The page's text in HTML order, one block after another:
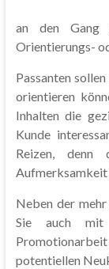
an den Gang
Orientierungs-
Passanten
orientieren
Inhalten die
Kunde
Reizen,
Aufmerksamkeit
Neben der
Sie auch mit
Promotionarbeit
potentiellen